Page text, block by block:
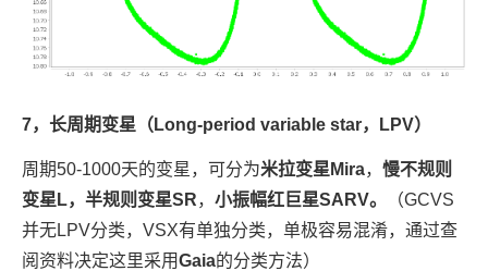
7，长周期变星（Long-period variable star，LPV）
周期50-1000天的变星，可分为米拉变星Mira， 慢不规则
变星L，半规则变星SR， 小振幅红巨星SARV。
（GCVS
并无LPV分类，VSX有单独分类，单极容易混淆，通过查
阅资料决定这里采用Gaia的分类方法）